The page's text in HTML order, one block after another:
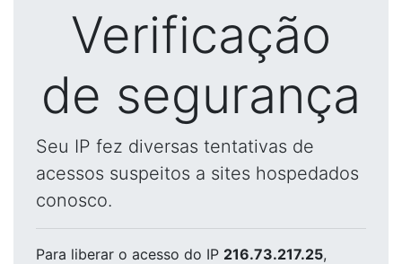
Verificação
de segurança
Seu IP fez diversas tentativas de
acessos suspeitos a sites hospedados
conosco.
Para liberar o acesso do IP 216.73.217.25,